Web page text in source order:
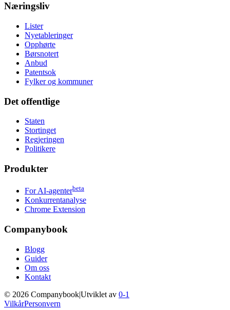
Næringsliv
Lister
Nyetableringer
Opphørte
Børsnotert
Anbud
Patentsok
Fylker og kommuner
Det offentlige
Staten
Stortinget
Regjeringen
Politikere
Produkter
For AI-agenterbeta
Konkurrentanalyse
Chrome Extension
Companybook
Blogg
Guider
Om oss
Kontakt
© 2026 Companybook|Utviklet av 0-1
VilkårPersonvern